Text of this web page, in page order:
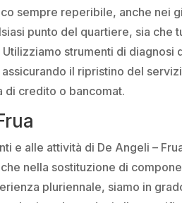
sempre reperibile, anche nei
punto del quartiere, sia che
strumenti di diagnosi
il ripristino del
di credito o bancomat.
e alle attività di De Angeli –
nella sostituzione di
pluriennale, siamo in